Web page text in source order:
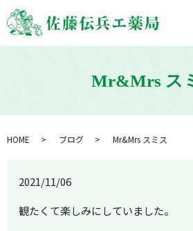
Mr&Mrs ス
HOME ブログ Mr&Mrs スミス
2021/11/06
観たくて楽しみにしていました。